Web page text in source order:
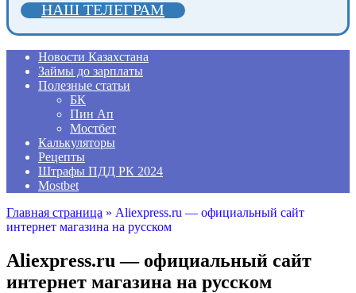
НАШ ТЕЛЕГРАМ
Новости Казахстана
Займы до зарплаты
Полезные статьи
БК
Пин Ап
Мостбет
Калькуляторы
Рецепты
Штрафы ПДД РК 2024
Mostbet
Главная страница » Aliexpress.ru — официальный сайт
интернет магазина на русском
Aliexpress.ru — официальный сайт
интернет магазина на русском